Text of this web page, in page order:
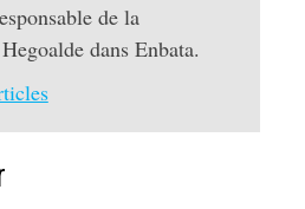
de la
dans Enbata.